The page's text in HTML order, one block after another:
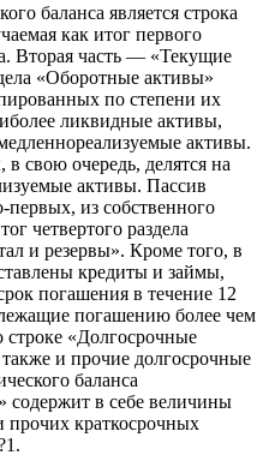
баланса является строка
как итог первого
Вторая часть — «Текущие
«Оборотные активы»
по степени их
ликвидные активы,
активы.
свою очередь, делятся на
активы. Пассив
первых, из собственного
четвертого раздела
и резервы». Кроме того, в
кредиты и займы,
погашения в течение 12
погашению более чем
строке «Долгосрочные
и прочие долгосрочные
баланса
содержит в себе величины
прочих краткосрочных